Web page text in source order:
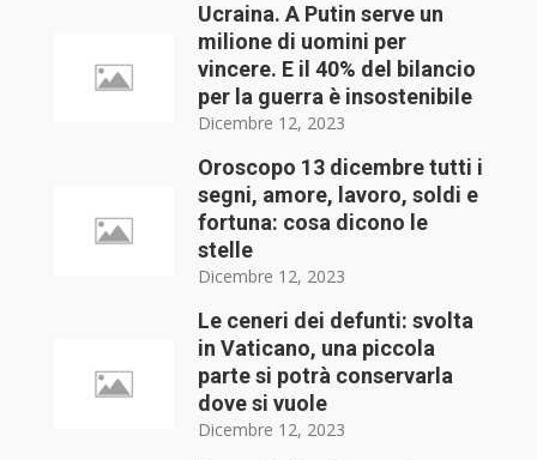
Ucraina. A Putin serve un
milione di uomini per
vincere. E il 40% del bilancio
per la guerra è insostenibile
Dicembre 12, 2023
Oroscopo 13 dicembre tutti i
segni, amore, lavoro, soldi e
fortuna: cosa dicono le
stelle
Dicembre 12, 2023
Le ceneri dei defunti: svolta
in Vaticano, una piccola
parte si potrà conservarla
dove si vuole
Dicembre 12, 2023